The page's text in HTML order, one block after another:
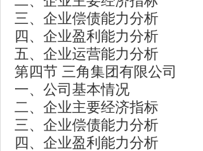
三、企业偿债能力分析
四、企业盈利能力分析
五、企业运营能力分析
第四节 三角集团有限公司
一、公司基本情况
二、企业主要经济指标
三、企业偿债能力分析
四、企业盈利能力分析